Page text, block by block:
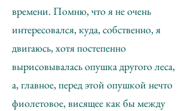
времени. Помню, что я не очень
интересовался, куда, собственно, я
двигаюсь, хотя постепенно
вырисовывалась опушка другого леса,
а, главное, перед этой опушкой нечто
фиолетовое, висящее как бы между